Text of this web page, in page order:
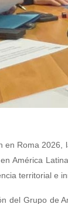
en Roma
América
territorial e
del Grupo de